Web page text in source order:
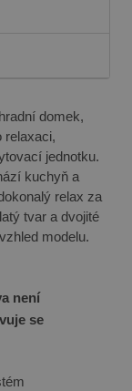
domek,
relaxaci,
jednotku.
kuchyň a
relax za
tvar a dvojité
modelu.
není
se